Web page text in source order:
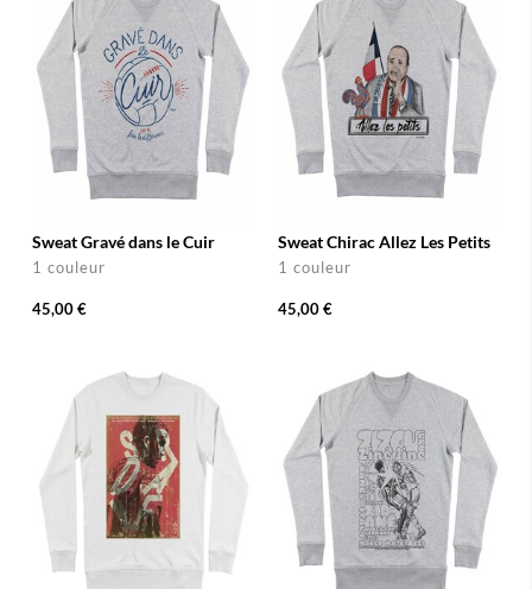
Sweat Gravé dans le Cuir
1 couleur
45,00 €
Sweat Chirac Allez Les Petits
1 couleur
45,00 €